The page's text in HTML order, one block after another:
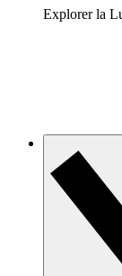
Explorer la